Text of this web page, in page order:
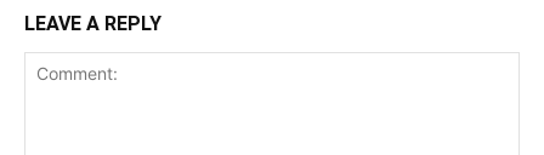
LEAVE A REPLY